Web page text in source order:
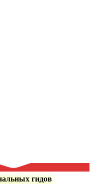
гидов